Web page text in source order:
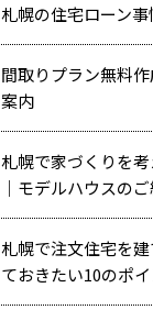
札幌の住宅ローン
間取りプラン無料
案内
札幌で家づくりを
｜モデルハウスの
札幌で注文住宅を
ておきたい10のポ